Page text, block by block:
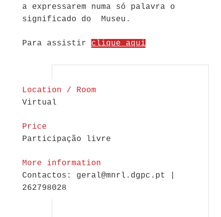
a expressarem numa só palavra o
significado do Museu.
Para assistir clique aqui
Location / Room
Virtual
Price
Participação livre
More information
Contactos: geral@mnrl.dgpc.pt |
262798028